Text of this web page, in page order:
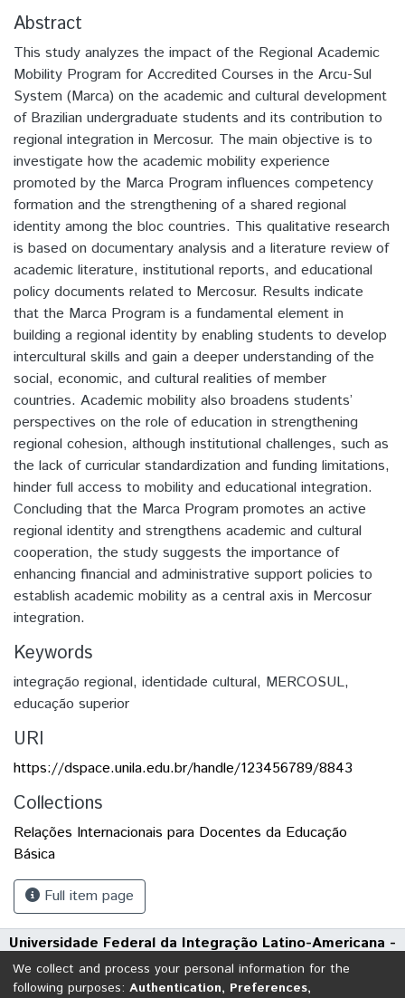
Abstract
This study analyzes the impact of the Regional Academic
Mobility Program for Accredited Courses in the Arcu-Sul
System (Marca) on the academic and cultural development
of Brazilian undergraduate students and its contribution to
regional integration in Mercosur. The main objective is to
investigate how the academic mobility experience
promoted by the Marca Program influences competency
formation and the strengthening of a shared regional
identity among the bloc countries. This qualitative research
is based on documentary analysis and a literature review of
academic literature, institutional reports, and educational
policy documents related to Mercosur. Results indicate
that the Marca Program is a fundamental element in
building a regional identity by enabling students to develop
intercultural skills and gain a deeper understanding of the
social, economic, and cultural realities of member
countries. Academic mobility also broadens students’
perspectives on the role of education in strengthening
regional cohesion, although institutional challenges, such as
the lack of curricular standardization and funding limitations,
hinder full access to mobility and educational integration.
Concluding that the Marca Program promotes an active
regional identity and strengthens academic and cultural
cooperation, the study suggests the importance of
enhancing financial and administrative support policies to
establish academic mobility as a central axis in Mercosur
integration.
Keywords
integração regional, identidade cultural, MERCOSUL,
educação superior
URI
https://dspace.unila.edu.br/handle/123456789/8843
Collections
Relações Internacionais para Docentes da Educação
Básica
Full item page
Universidade Federal da Integração Latino-Americana -
UNILA
Avenida Tarquínio Joslin dos Santos, 1000 - Polo Universitário
We collect and process your personal information for the
following purposes: Authentication, Preferences,